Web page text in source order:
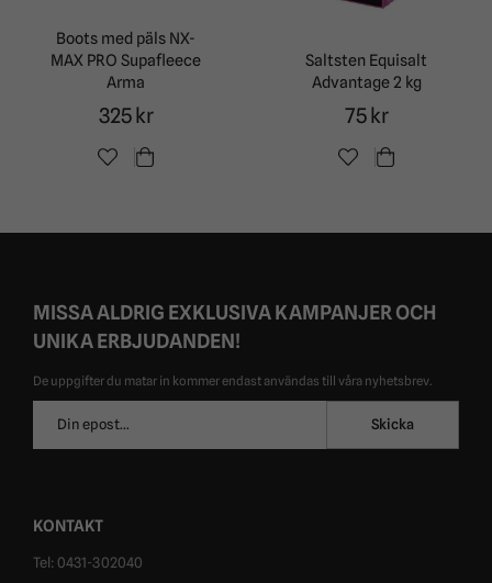
Boots med päls NX-
MAX PRO Supafleece
Arma
325 kr
Saltsten Equisalt
Advantage 2 kg
75 kr
MISSA ALDRIG EXKLUSIVA KAMPANJER OCH
UNIKA ERBJUDANDEN!
De uppgifter du matar in kommer endast användas till våra nyhetsbrev.
postadress
Skicka
KONTAKT
Tel: 0431-302040